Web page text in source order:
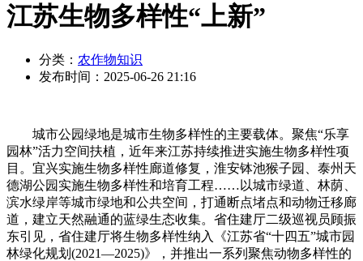
江苏生物多样性“上新”
分类： 农作物知识
发布时间： 2025-06-26 21:16
城市公园绿地是城市生物多样性的主要载体。聚焦“乐享
园林”活力空间扶植，近年来江苏持续推进实施生物多样性项
目。宜兴实施生物多样性廊道修复，淮安钵池猴子园、泰州天
德湖公园实施生物多样性和培育工程……以城市绿道、林荫、
滨水绿岸等城市绿地和公共空间，打通断点堵点和动物迁移廊
道，建立天然融通的蓝绿生态收集。省住建厅二级巡视员顾振
东引见，省住建厅将生物多样性纳入《江苏省“十四五”城市园
林绿化规划(2021—2025)》，并推出一系列聚焦动物多样性的